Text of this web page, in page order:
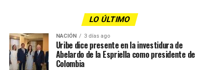
LO ÚLTIMO
NACIÓN 3 días ago
Uribe dice presente en la investidura de
Abelardo de la Espriella como presidente de
Colombia